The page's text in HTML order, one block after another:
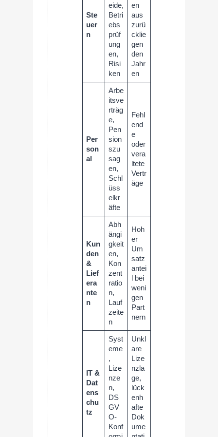
Ste
uer
n
eide,
Betri
ebs
prüf
ung
en,
Risi
ken
en
aus
zurü
cklie
gen
den
Jahr
en
Per
son
al
Arbe
itsve
rträg
e,
Pen
sion
szu
sag
en,
Schl
üss
elkr
äfte
Fehl
end
e
oder
vera
ltete
Vertr
äge
Kun
den
&
Lief
era
nte
n
Abh
ängi
gkeit
en,
Kon
zent
ratio
n,
Lauf
zeite
n
Hoh
er
Um
satz
antei
l bei
weni
gen
Part
nern
IT &
Dat
ens
chu
tz
Syst
eme
,
Lize
nze
n,
DS
GV
O-
Konf
Unkl
are
Lize
nzla
ge,
lück
enh
afte
Dok
ume